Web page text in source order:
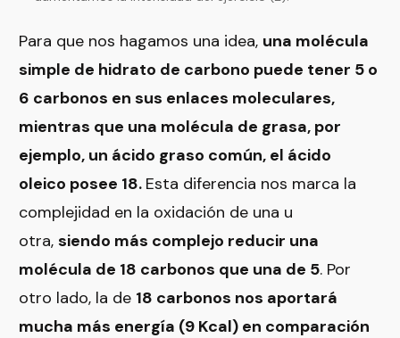
Para que nos hagamos una idea, una molécula
simple de hidrato de carbono puede tener 5 o
6 carbonos en sus enlaces moleculares,
mientras que una molécula de grasa, por
ejemplo, un ácido graso común, el ácido
oleico posee 18. Esta diferencia nos marca la
complejidad en la oxidación de una u
otra, siendo más complejo reducir una
molécula de 18 carbonos que una de 5. Por
otro lado, la de 18 carbonos nos aportará
mucha más energía (9 Kcal) en comparación